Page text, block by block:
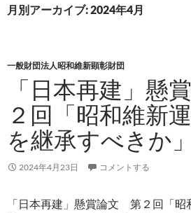
ン
キ
月別アーカイブ: 2024年4月
一般財団法人昭和維新顕彰財団
「日本再建」
２回「昭和維新
を継承すべきか
2024年4月23日 コメントする
「日本再建」懸賞論文 第２回「昭